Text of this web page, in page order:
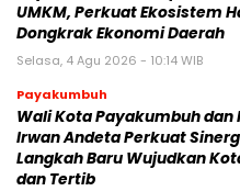
UMKM, Perkuat Ekosistem
Dongkrak Ekonomi Daerah
Selasa, 4 Agu 2026 - 10:14 WIB
Payakumbuh
Wali Kota Payakumbuh dan
Irwan Andeta Perkuat
Langkah Baru Wujudkan
dan Tertib